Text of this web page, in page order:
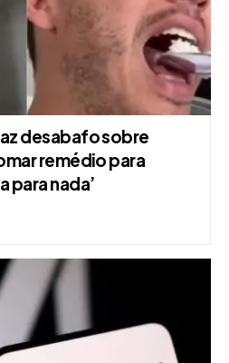
desabafo sobre
remédio para
para nada’